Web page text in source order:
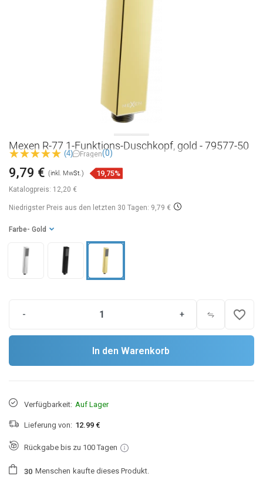
Mexen R-77 1-Funktions-Duschkopf, gold - 79577-50
(4) Fragen(0)
Katalogpreis: 12,20 €
9,79 € (inkl. MwSt.) 19,75%
Niedrigster Preis aus den letzten 30 Tagen: 9,79 €
Farbe - Gold
- + favorite_border
In den Warenkorb
Verfügbarkeit: Auf Lager
Lieferung von: 12.99 €
Rückgabe bis zu 100 Tagen
30 Menschen kaufte dieses Produkt.